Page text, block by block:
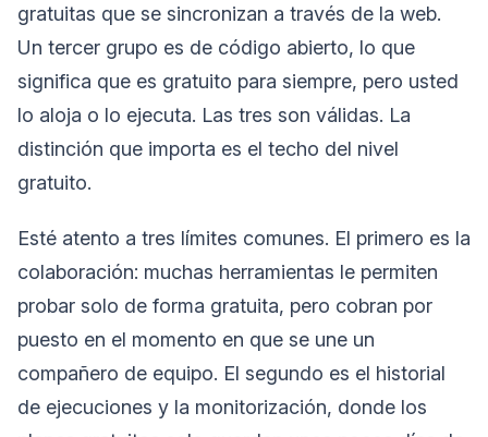
gratuitas que se sincronizan a través de la web.
Un tercer grupo es de código abierto, lo que
significa que es gratuito para siempre, pero usted
lo aloja o lo ejecuta. Las tres son válidas. La
distinción que importa es el techo del nivel
gratuito.
Esté atento a tres límites comunes. El primero es la
colaboración: muchas herramientas le permiten
probar solo de forma gratuita, pero cobran por
puesto en el momento en que se une un
compañero de equipo. El segundo es el historial
de ejecuciones y la monitorización, donde los